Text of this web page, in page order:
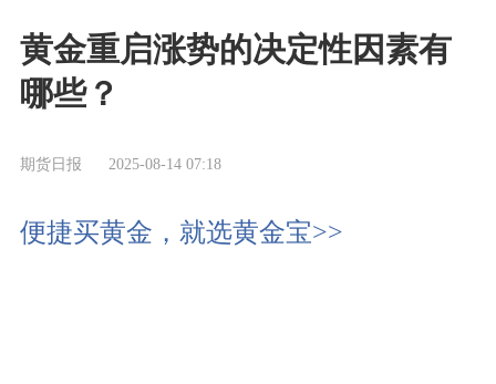
黄金重启涨势的决定性因素有
哪些？
期货日报 2025-08-14 07:18
便捷买黄金，就选黄金宝>>